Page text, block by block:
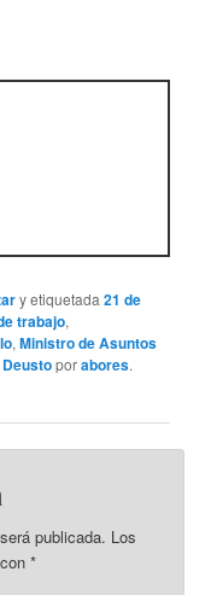
y etiquetada21 de
trabajo,
,Ministro de Asuntos
porabores.
publicada. Los
con*